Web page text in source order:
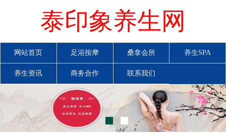
泰印象养生网
网站首页 足浴按摩 桑拿会所 养生SPA
养生资讯 商务合作 联系我们